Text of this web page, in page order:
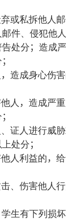
或私拆他人
件、侵犯他
处分 ；造成
；
， 造成身心伤
人 ， 造成严
；
证人进行威
处分 ；
人利益的 ，
、伤害他人
生有下列损